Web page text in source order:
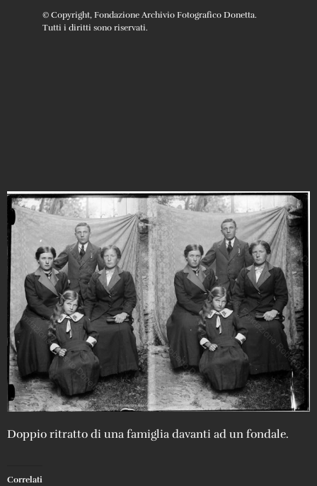
Doppio ritratto di una famiglia davanti ad un fondale.
Correlati
© Copyright, Fondazione Archivio Fotografico Donetta.
Tutti i diritti sono riservati.